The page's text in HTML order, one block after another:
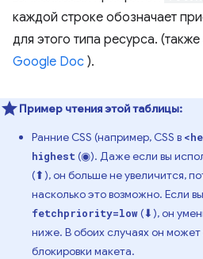
каждой строке обозначает
для этого типа ресурса.
Google Doc ).
Пример чтения этой таблицы:
Ранние CSS (например, CSS в
highest (◉). Даже если вы
(⬆), он больше не увеличится,
насколько это возможно. Если
fetchpriority=low(⬇), он
ниже. В обоих случаях он может
блокировки макета.